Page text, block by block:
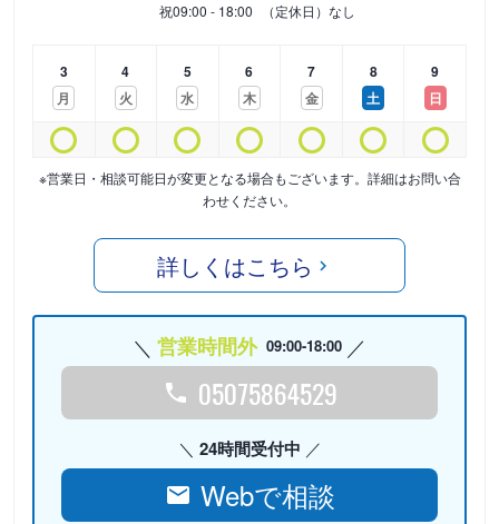
祝09:00 - 18:00 （定休日）なし
3
月
4
火
5
水
6
木
7
金
8
土
9
日
※営業日・相談可能日が変更となる場合もございます。詳細はお問い合
わせください。
詳しくはこちら
営業時間外 09:00-18:00
05075864529
24時間受付中
Webで相談